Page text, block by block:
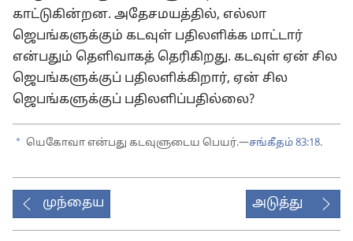
காட்டுகின்றன. அதேசமயத்தில், எல்லா
ஜெபங்களுக்கும் கடவுள் பதிலளிக்க மாட்டார்
என்பதும் தெளிவாகத் தெரிகிறது. கடவுள் ஏன் சில
ஜெபங்களுக்குப் பதிலளிக்கிறார், ஏன் சில
ஜெபங்களுக்குப் பதிலளிப்பதில்லை?
a யெகோவா என்பது கடவுளுடைய பெயர்.—சங்கீதம் 83:18.
முந்தைய அடுத்து